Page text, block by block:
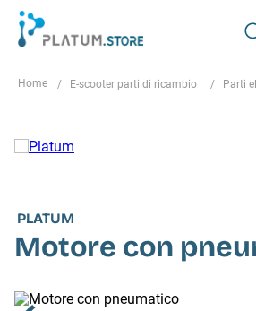
E-scooter parti di ricambio Parti
PLATUM
Motore con